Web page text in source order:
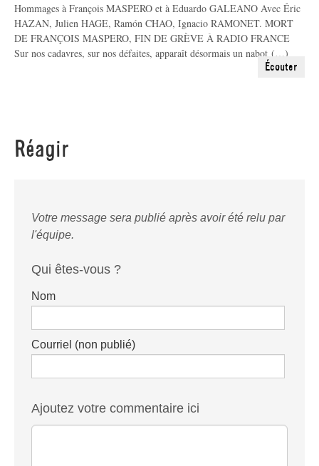
Écouter
Hommages à François MASPERO et à Eduardo GALEANO Avec Éric
HAZAN, Julien HAGE, Ramón CHAO, Ignacio RAMONET. MORT
DE FRANÇOIS MASPERO, FIN DE GRÈVE À RADIO FRANCE
Sur nos cadavres, sur nos défaites, apparaît désormais un nabot (…)
Réagir
Votre message sera publié après avoir été relu par
l'équipe.
Qui êtes-vous ?
Nom
Courriel (non publié)
Ajoutez votre commentaire ici